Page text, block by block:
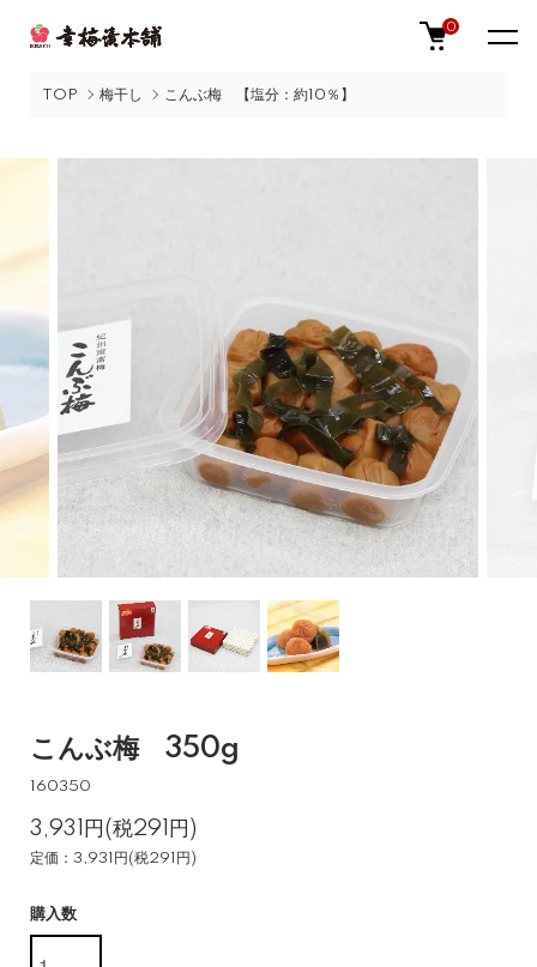
0
TOP 梅干し こんぶ梅 【塩分：約10％】
こんぶ梅 350g
160350
3,931円(税291円)
定価：3,931円(税291円)
購入数